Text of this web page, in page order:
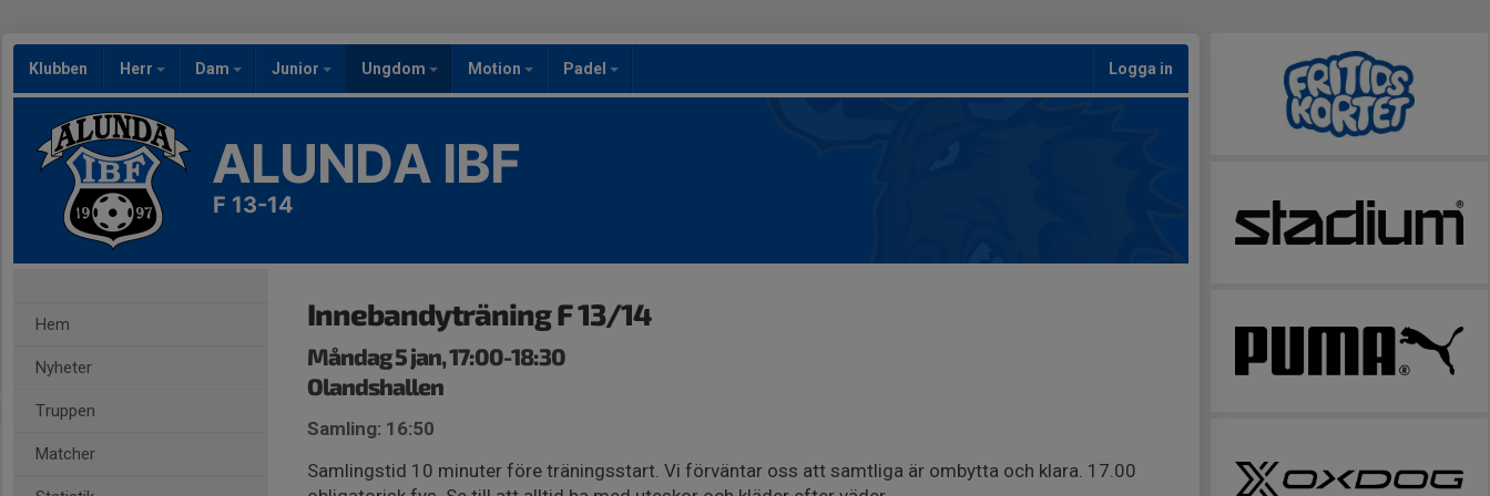
Klubben Herr Dam Junior Ungdom Motion Padel Logga in
ALUNDA IBF
F 13-14
Hem
Nyheter
Truppen
Matcher
Innebandyträning F 13/14
Måndag 5 jan, 17:00-18:30
Olandshallen
Samling: 16:50
Samlingstid 10 minuter före träningsstart. Vi förväntar oss att samtliga är ombytta och klara. 17.00